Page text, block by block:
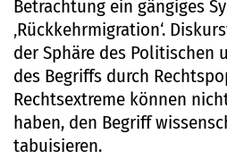
Betrachtung ein gängiges
‚Rückkehrmigration‘.
der Sphäre des Politischen
des Begriffs durch
Rechtsextreme können
haben, den Begriff
tabuisieren.